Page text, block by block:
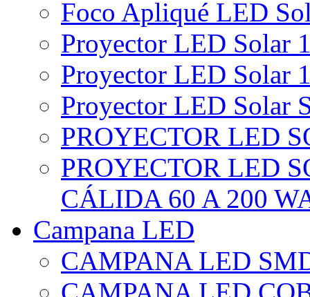
Foco Apliqué LED
Proyector LED Solar
Proyector LED Solar
Proyector LED Solar
PROYECTOR LED
PROYECTOR LED
CÁLIDA 60 A 200
Campana LED
CAMPANA LED